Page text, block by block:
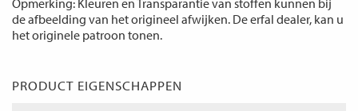
Opmerking: Kleuren en Transparantie van stoffen kunnen bij
de afbeelding van het origineel afwijken. De erfal dealer, kan u
het originele patroon tonen.
PRODUCT EIGENSCHAPPEN